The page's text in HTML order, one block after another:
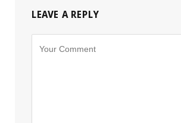
LEAVE A REPLY